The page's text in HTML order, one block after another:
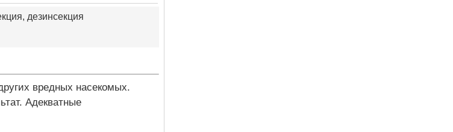
дезинсекция
вредных насекомых.
Адекватные